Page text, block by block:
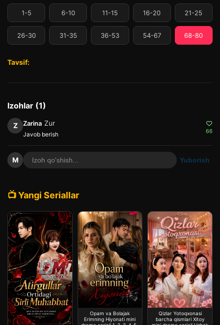
1-5 6-10 11-15 16-20 21-25
26-30 31-35 36-53 54-67 68-80
Tavsif:
Izohlar (1)
Z Zarina Zur
Javob berish 66
M Yuborish
📺 Yangi Seriallar
Opam va Bolajak
Erimning Hiyonati mini
Qizlar Yotoqxonasi
barcha qismlari Xitoy